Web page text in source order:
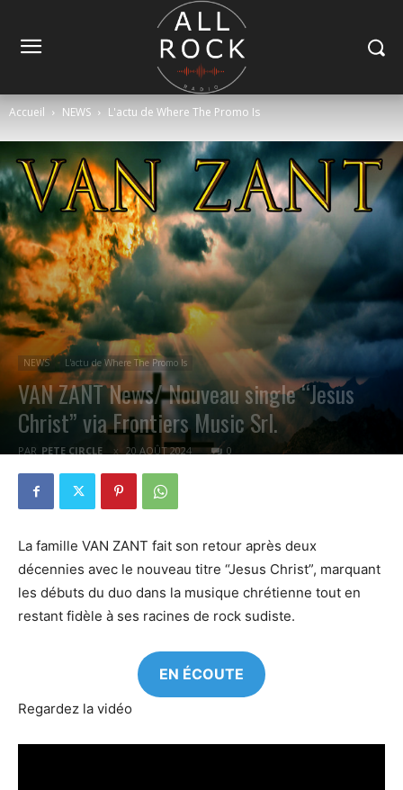
Accueil NEWS L'actu de Where The Promo Is
NEWS L'actu de Where The Promo Is
VAN ZANT News/ Nouveau single “Jesus
Christ” via Frontiers Music Srl.
PAR PETE CIRCLE 20 AOÛT 2024 0
La famille VAN ZANT fait son retour après deux
décennies avec le nouveau titre “Jesus Christ”, marquant
les débuts du duo dans la musique chrétienne tout en
restant fidèle à ses racines de rock sudiste.
EN ÉCOUTE
Regardez la vidéo